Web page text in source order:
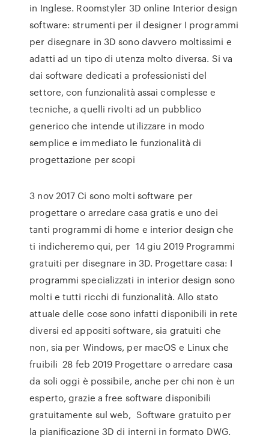
in Inglese. Roomstyler 3D online Interior design
software: strumenti per il designer I programmi
per disegnare in 3D sono davvero moltissimi e
adatti ad un tipo di utenza molto diversa. Si va
dai software dedicati a professionisti del
settore, con funzionalità assai complesse e
tecniche, a quelli rivolti ad un pubblico
generico che intende utilizzare in modo
semplice e immediato le funzionalità di
progettazione per scopi
3 nov 2017 Ci sono molti software per
progettare o arredare casa gratis e uno dei
tanti programmi di home e interior design che
ti indicheremo qui, per 14 giu 2019 Programmi
gratuiti per disegnare in 3D. Progettare casa: I
programmi specializzati in interior design sono
molti e tutti ricchi di funzionalità. Allo stato
attuale delle cose sono infatti disponibili in rete
diversi ed appositi software, sia gratuiti che
non, sia per Windows, per macOS e Linux che
fruibili 28 feb 2019 Progettare o arredare casa
da soli oggi è possibile, anche per chi non è un
esperto, grazie a free software disponibili
gratuitamente sul web, Software gratuito per
la pianificazione 3D di interni in formato DWG.